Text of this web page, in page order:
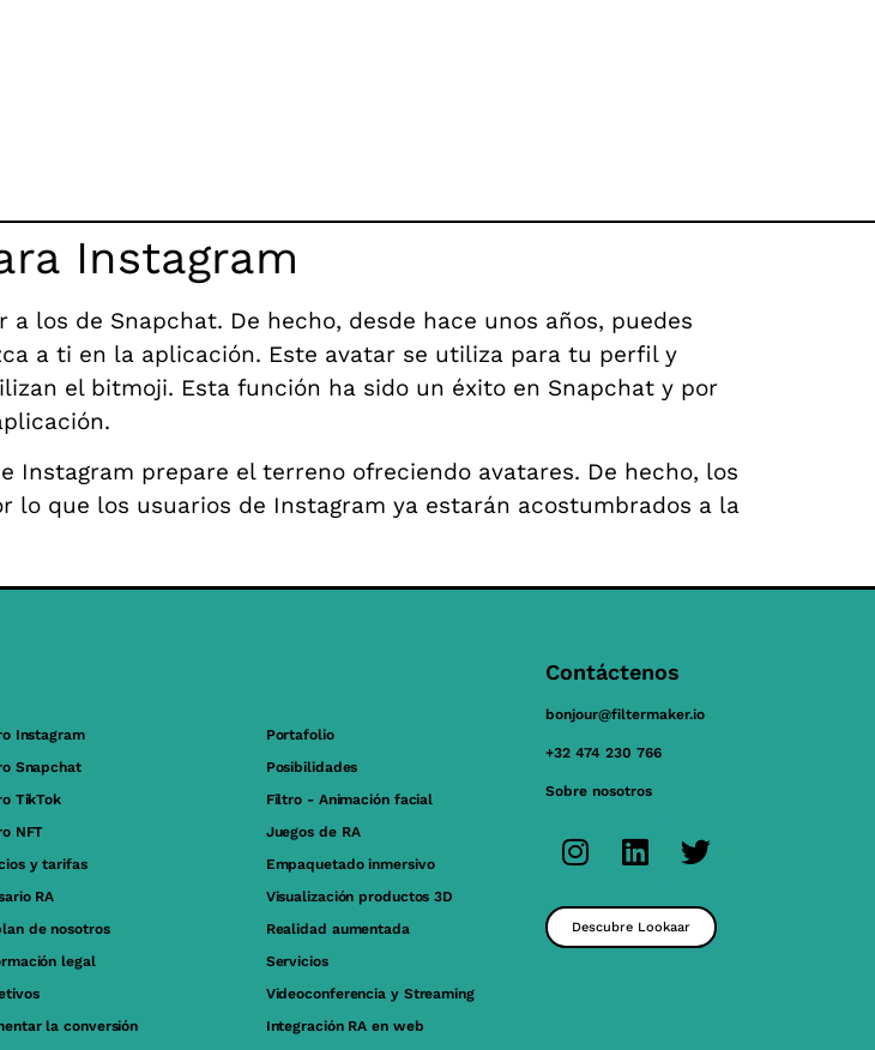
Instagram
los de Snapchat. De hecho, desde hace unos años, puedes
a ti en la aplicación. Este avatar se utiliza para tu perfil y
el bitmoji. Esta función ha sido un éxito en Snapchat y por
Instagram prepare el terreno ofreciendo avatares. De hecho, los
lo que los usuarios de Instagram ya estarán acostumbrados a la
Instagram
Snapchat
TikTok
NFT
y tarifas
RA
de nosotros
legal
la conversión
Portafolio
Posibilidades
Filtro - Animación facial
Juegos de RA
Empaquetado inmersivo
Visualización productos 3D
Realidad aumentada
Servicios
Videoconferencia y Streaming
Integración RA en web
Contáctenos
bonjour@filtermaker.io
+32 474 230 766
Sobre nosotros
Descubre Lookaar